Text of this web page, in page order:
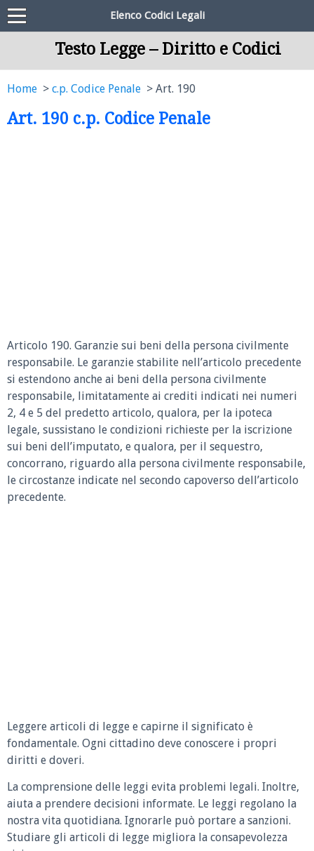
Elenco Codici Legali
Testo Legge – Diritto e Codici
Home c.p. Codice Penale Art. 190
Art. 190 c.p. Codice Penale
Articolo 190. Garanzie sui beni della persona civilmente
responsabile. Le garanzie stabilite nell’articolo precedente
si estendono anche ai beni della persona civilmente
responsabile, limitatamente ai crediti indicati nei numeri
2, 4 e 5 del predetto articolo, qualora, per la ipoteca
legale, sussistano le condizioni richieste per la iscrizione
sui beni dell’imputato, e qualora, per il sequestro,
concorrano, riguardo alla persona civilmente responsabile,
le circostanze indicate nel secondo capoverso dell’articolo
precedente.
Leggere articoli di legge e capirne il significato è
fondamentale. Ogni cittadino deve conoscere i propri
diritti e doveri.
La comprensione delle leggi evita problemi legali. Inoltre,
aiuta a prendere decisioni informate. Le leggi regolano la
nostra vita quotidiana. Ignorarle può portare a sanzioni.
Studiare gli articoli di legge migliora la consapevolezza